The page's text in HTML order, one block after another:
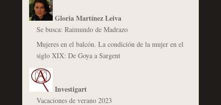
Gloria Martínez Leiva
Se busca: Raimundo de Madrazo
Mujeres en el balcón. La condición de la mujer en el
siglo XIX: De Goya a Sargent
Investigart
Vacaciones de verano 2023